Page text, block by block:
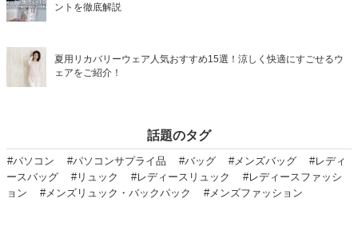
ントを徹底解説
夏用リカバリーウェア人気おすすめ15選！涼しく快適にすごせるウ
ェアをご紹介！
話題のタグ
#パソコン #パソコンサプライ品 #バッグ #メンズバッグ
#レディ
ースバッグ
#リュック #レディースリュック
#レディースファッシ
ョン
#メンズリュック・バックパック #メンズファッション